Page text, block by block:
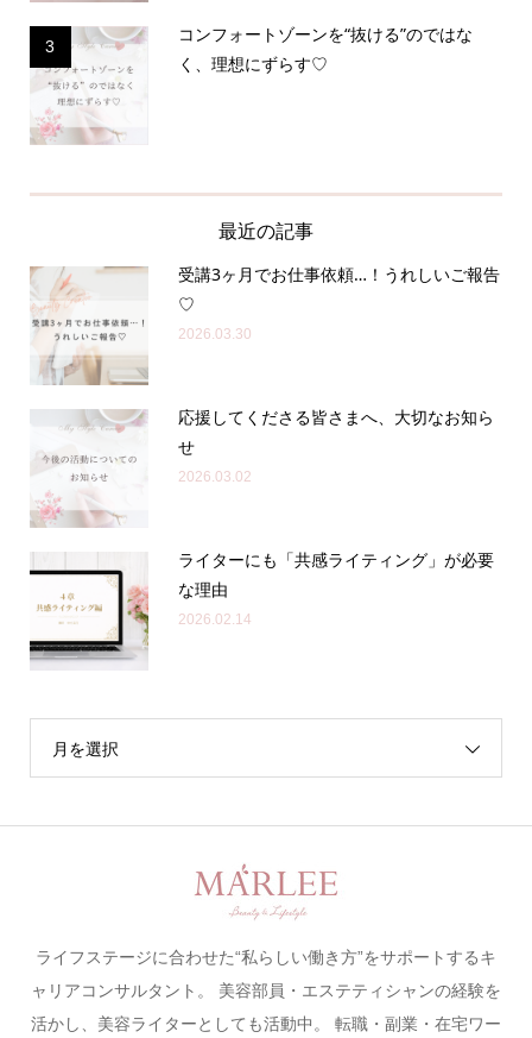
3
コンフォートゾーンを“抜ける”のではな
く、理想にずらす♡
最近の記事
受講3ヶ月でお仕事依頼…！うれしいご報告
♡
2026.03.30
応援してくださる皆さまへ、大切なお知ら
せ
2026.03.02
ライターにも「共感ライティング」が必要
な理由
2026.02.14
月を選択
ライフステージに合わせた“私らしい働き方”をサポートするキ
ャリアコンサルタント。 美容部員・エステティシャンの経験を
活かし、美容ライターとしても活動中。 転職・副業・在宅ワー